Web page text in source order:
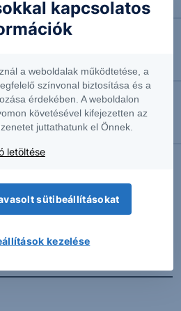
a forint
jelentésre várva
az olaj
Erste elemzések
kapcsolatos
a weboldalak működtetése, a
színvonal biztosítása és a
érdekében. A weboldalon
követésével kifejezetten az
juttathatunk el Önnek.
letöltése
sütibeállításokat
kezelése